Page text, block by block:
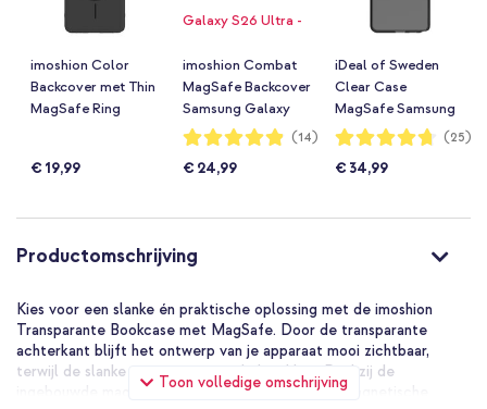
imoshion Color
Backcover met Thin
MagSafe Ring
€ 19,99
imoshion Combat
MagSafe Backcover
Samsung Galaxy
S26 Ultra - Zwart
Waardering:
97%
(14)
€ 24,99
iDeal of Sweden
Clear Case
MagSafe Samsung
Galaxy S26 Ultra -
Waardering:
94%
(25)
€ 34,99
Productomschrijving
Toon volledige omschrijving
Kies voor een slanke én praktische oplossing met de imoshion
Transparante Bookcase met MagSafe. Door de transparante
achterkant blijft het ontwerp van je apparaat mooi zichtbaar,
terwijl de slanke vorm prettig in de hand ligt. Dankzij de
ingebouwde magneetring gebruik je moeiteloos magnetische